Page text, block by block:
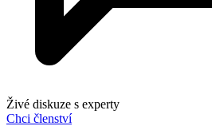
Živé diskuze s experty
Chci členství